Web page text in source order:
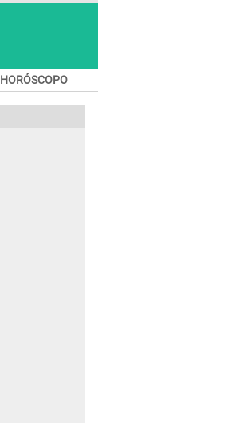
HORÓSCOPO